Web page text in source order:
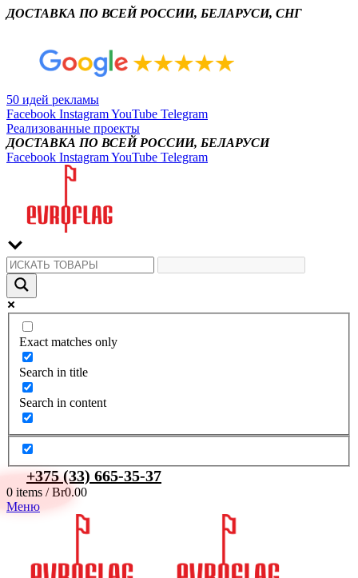
ДОСТАВКА ПО ВСЕЙ РОССИИ, БЕЛАРУСИ, СНГ
50 идей рекламы
Facebook InstagramYouTube Telegram
Реализованные проекты
ДОСТАВКА ПО ВСЕЙ РОССИИ, БЕЛАРУСИ
Facebook InstagramYouTube Telegram
Exact matches only
Search in title
Search in content
+375 (33) 665-35-37
0 items / Br0.00
Меню